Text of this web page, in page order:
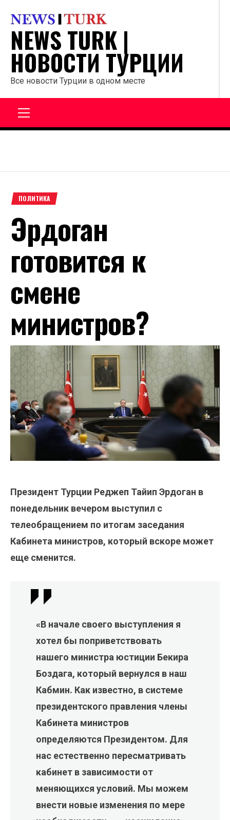
содержанию
NEWS TURK |
НОВОСТИ ТУРЦИИ
Все новости Турции в одном месте
ПОЛИТИКА
Эрдоган
готовится к
смене
министров?
Президент Турции Реджеп Тайип Эрдоган в
понедельник вечером выступил с
телеобращением по итогам заседания
Кабинета министров, который вскоре может
еще сменится.
«В начале своего выступления я
хотел бы поприветствовать
нашего министра юстиции Бекира
Боздага, который вернулся в наш
Кабмин. Как известно, в системе
президентского правления члены
Кабинета министров
определяются Президентом. Для
нас естественно пересматривать
кабинет в зависимости от
меняющихся условий. Мы можем
внести новые изменения по мере